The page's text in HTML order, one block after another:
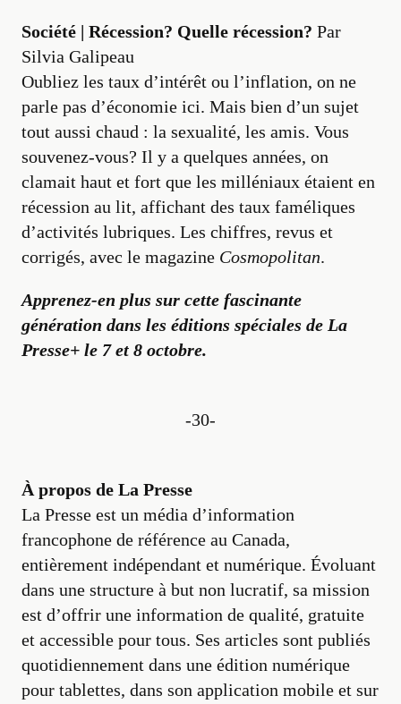
Société | Récession? Quelle récession? Par
Silvia Galipeau
Oubliez les taux d’intérêt ou l’inflation, on ne
parle pas d’économie ici. Mais bien d’un sujet
tout aussi chaud : la sexualité, les amis. Vous
souvenez-vous? Il y a quelques années, on
clamait haut et fort que les milléniaux étaient en
récession au lit, affichant des taux faméliques
d’activités lubriques. Les chiffres, revus et
corrigés, avec le magazine Cosmopolitan.
Apprenez-en plus sur cette fascinante
génération dans les éditions spéciales de La
Presse+ le 7 et 8 octobre.
-30-
À propos de La Presse
La Presse est un média d’information
francophone de référence au Canada,
entièrement indépendant et numérique. Évoluant
dans une structure à but non lucratif, sa mission
est d’offrir une information de qualité, gratuite
et accessible pour tous. Ses articles sont publiés
quotidiennement dans une édition numérique
pour tablettes, dans son application mobile et sur